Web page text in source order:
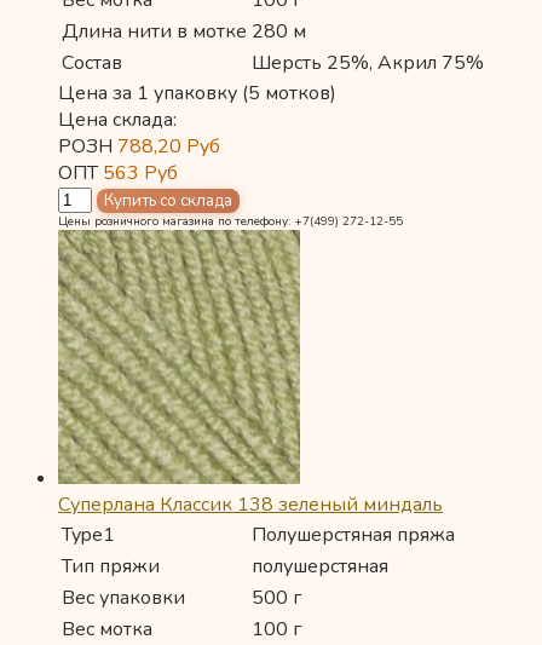
Длина нити в мотке 280 м
Состав
Шерсть 25%, Акрил 75%
Цена за 1 упаковку (5 мотков)
Цена склада:
РОЗН 788,20 Руб
ОПТ563 Руб
Цены розничного магазина по телефону: +7(499) 272-12-55
Суперлана Классик 138 зеленый миндаль
Type1
Полушерстяная пряжа
Тип пряжи
полушерстяная
Вес упаковки
500 г
Вес мотка
100 г